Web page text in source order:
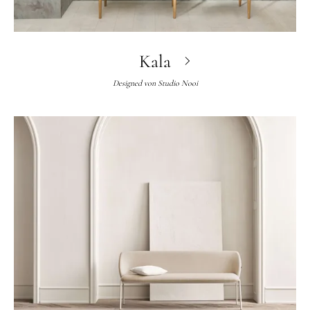
Kala
Designed von Studio Nooi